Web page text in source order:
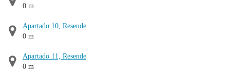
0 m
Apartado 10, Resende
0 m
Apartado 11, Resende
0 m